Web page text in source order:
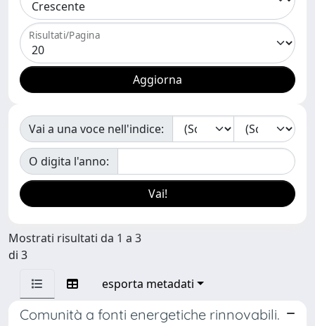
Risultati/Pagina
Vai a una voce nell'indice:
O digita l'anno:
Mostrati risultati da 1 a 3
di 3
esporta metadati
Comunità a fonti energetiche rinnovabili.